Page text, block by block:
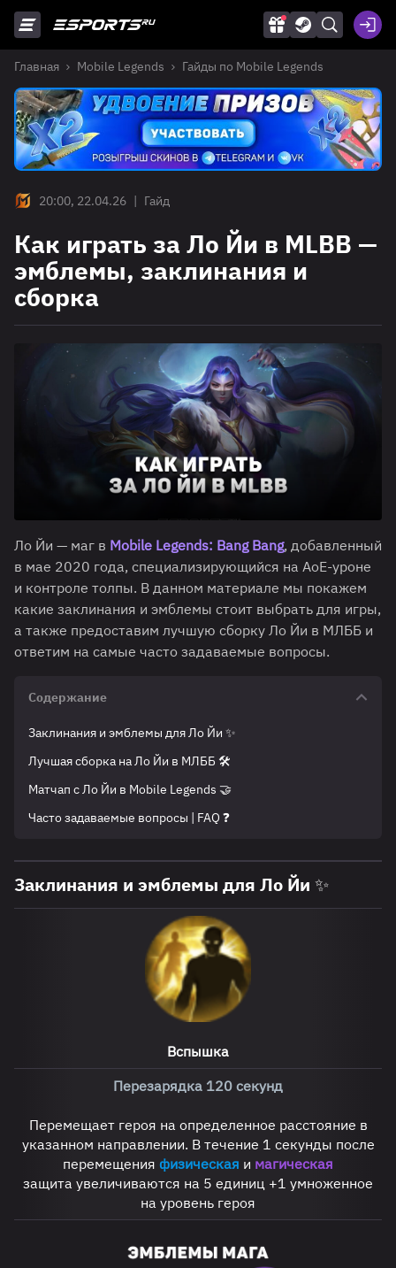
Главная Mobile Legends Гайды по Mobile Legends
20:00, 22.04.26 | Гайд
Как играть за Ло Йи в MLBB —
эмблемы, заклинания и
сборка
Ло Йи — маг в Mobile Legends: Bang Bang, добавленный
в мае 2020 года, специализирующийся на AoE-уроне
и контроле толпы. В данном материале мы покажем
какие заклинания и эмблемы стоит выбрать для игры,
а также предоставим лучшую сборку Ло Йи в МЛББ и
ответим на самые часто задаваемые вопросы.
Содержание
Заклинания и эмблемы для Ло Йи ✨
Лучшая сборка на Ло Йи в МЛББ 🛠
Матчап с Ло Йи в Mobile Legends 🤝
Часто задаваемые вопросы | FAQ ❓
Заклинания и эмблемы для Ло Йи ✨
Вспышка
Перезарядка 120 секунд
Перемещает героя на определенное расстояние в
указанном направлении. В течение 1 секунды после
перемещения физическая и магическая
защита увеличиваются на 5 единиц +1 умноженное
на уровень героя